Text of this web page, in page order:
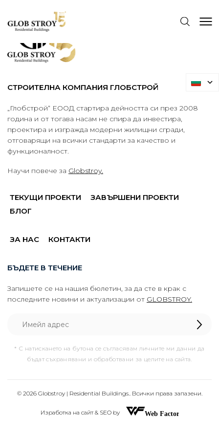
СТРОИТЕЛНА КОМПАНИЯ ГЛОБСТРОЙ
„Глобстрой“ ЕООД стартира дейността си през 2008
година и от тогава насам не спира да инвестира,
проектира и изгражда модерни жилищни сгради,
отговарящи на всички стандарти за качество и
функционалност.
Научи повече за Globstroy.
ТЕКУЩИ ПРОЕКТИ
ЗАВЪРШЕНИ ПРОЕКТИ
БЛОГ
ЗА НАС КОНТАКТИ
БЪДЕТЕ В ТЕЧЕНИЕ
Запишете се на нашия бюлетин, за да сте в крак с
последните новини и актуализации от GLOBSTROY.
* С натискането на бутона се съгласявам личните ми данни да
бъдат съхранявани и обработвани за целите на сайта.
© 2026 Globstroy | Residential Buildings.. Всички права запазени.
Изработка на сайт & SEO by